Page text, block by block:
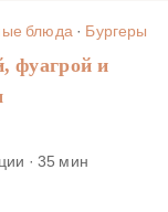
блюда· Бургеры
фуагрой и
· 35 мин